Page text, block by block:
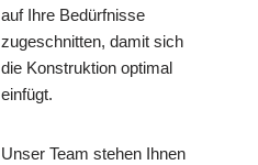
auf Ihre Bedürfnisse
zugeschnitten, damit sich
die Konstruktion optimal
einfügt.
Unser Team stehen Ihnen